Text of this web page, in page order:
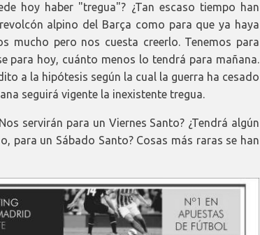
hoy haber "tregua"? ¿Tan escaso tiempo han
alpino del Barça como para que ya haya
mucho pero nos cuesta creerlo. Tenemos para
para hoy, cuánto menos lo tendrá para mañana.
a la hipótesis según la cual la guerra ha cesado
seguirá vigente la inexistente tregua.
servirán para un Viernes Santo? ¿Tendrá algún
para un Sábado Santo? Cosas más raras se han